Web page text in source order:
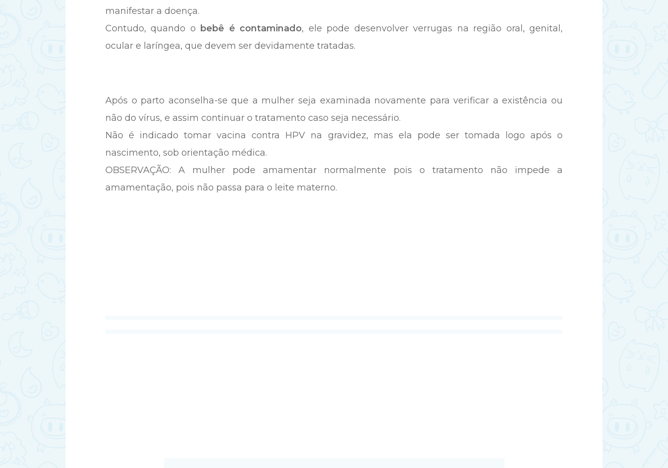
manifestar a doença.
Contudo, quando o bebê é contaminado, ele pode desenvolver verrugas na região oral, genital,
ocular e laríngea, que devem ser devidamente tratadas.
Após o parto aconselha-se que a mulher seja examinada novamente para verificar a existência ou
não do vírus, e assim continuar o tratamento caso seja necessário.
Não é indicado tomar vacina contra HPV na gravidez, mas ela pode ser tomada logo após o
nascimento, sob orientação médica.
OBSERVAÇÃO: A mulher pode amamentar normalmente pois o tratamento não impede a
amamentação, pois não passa para o leite materno.